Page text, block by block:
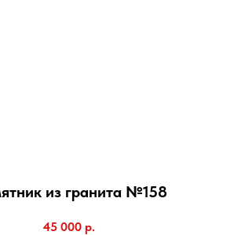
из гранита №158
45 000 р.